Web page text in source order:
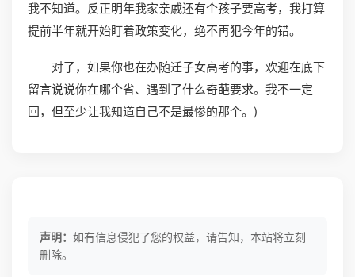
我不知道。反正明年我家亲戚还有个孩子要高考，我打算
提前半年就开始盯着政策变化，绝不再犯今年的错。
对了，如果你也在办随迁子女高考的事，欢迎在底下
留言说说你在哪个省、遇到了什么奇葩要求。我不一定
回，但至少让我知道自己不是最惨的那个。)
声明： 如有信息侵犯了您的权益，请告知，本站将立刻
删除。